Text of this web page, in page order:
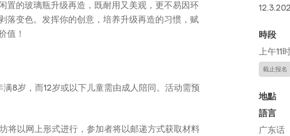
置的玻璃瓶升级再造，既耐用又美观，更不易因环
落变色。发挥你的创意，培养升级再造的习惯，赋
值！
8岁，而12岁或以下儿童需由成人陪同。活动需预
将以网上形式进行，参加者将以邮递方式获取材料
時段
上午11
截止报名
地點
語言
广东话